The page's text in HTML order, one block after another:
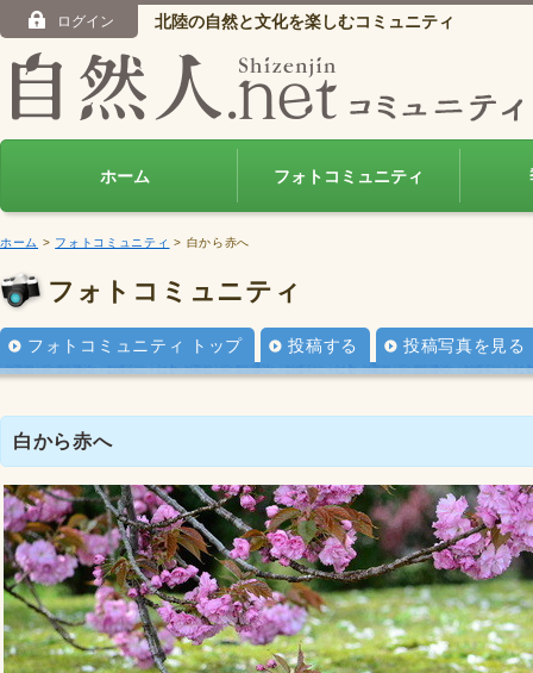
ログイン 北陸の自然と文化を楽しむコミュニティ
ホーム フォトコミュニティ
ホーム > フォトコミュニティ > 白から赤へ
フォトコミュニティ
フォトコミュニティ トップ 投稿する 投稿写真を見る
白から赤へ